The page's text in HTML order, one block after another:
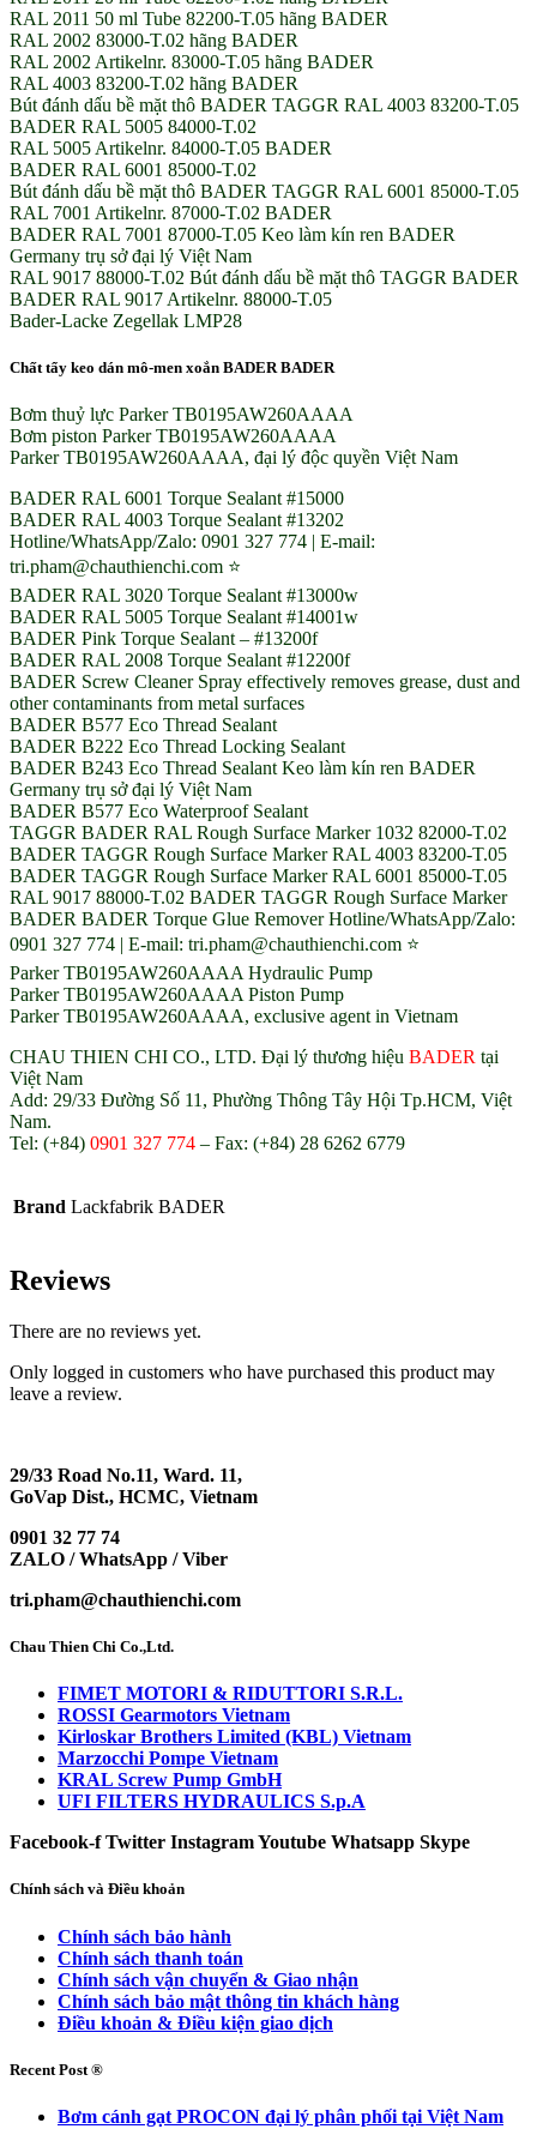
RAL 2011 50 ml Tube 82200-T.05 hãng BADER
RAL 2002 83000-T.02 hãng BADER
RAL 2002 Artikelnr. 83000-T.05 hãng BADER
RAL 4003 83200-T.02 hãng BADER
Bút đánh dấu bề mặt thô BADER TAGGR RAL 4003 83200-T.05
BADER RAL 5005 84000-T.02
RAL 5005 Artikelnr. 84000-T.05 BADER
BADER RAL 6001 85000-T.02
Bút đánh dấu bề mặt thô BADER TAGGR RAL 6001 85000-T.05
RAL 7001 Artikelnr. 87000-T.02 BADER
BADER RAL 7001 87000-T.05 Keo làm kín ren BADER
Germany trụ sở đại lý Việt Nam
RAL 9017 88000-T.02 Bút đánh dấu bề mặt thô TAGGR BADER
BADER RAL 9017 Artikelnr. 88000-T.05
Bader-Lacke Zegellak LMP28
Chất tẩy keo dán mô-men xoắn BADER BADER
Bơm thuỷ lực Parker TB0195AW260AAAA
Bơm piston Parker TB0195AW260AAAA
Parker TB0195AW260AAAA, đại lý độc quyền Việt Nam
BADER RAL 6001 Torque Sealant #15000
BADER RAL 4003 Torque Sealant #13202
Hotline/WhatsApp/Zalo: 0901 327 774 | E-mail:
tri.pham@chauthienchi.com ⭐
BADER RAL 3020 Torque Sealant #13000w
BADER RAL 5005 Torque Sealant #14001w
BADER Pink Torque Sealant – #13200f
BADER RAL 2008 Torque Sealant #12200f
BADER Screw Cleaner Spray effectively removes grease, dust and
other contaminants from metal surfaces
BADER B577 Eco Thread Sealant
BADER B222 Eco Thread Locking Sealant
BADER B243 Eco Thread Sealant Keo làm kín ren BADER
Germany trụ sở đại lý Việt Nam
BADER B577 Eco Waterproof Sealant
TAGGR BADER RAL Rough Surface Marker 1032 82000-T.02
BADER TAGGR Rough Surface Marker RAL 4003 83200-T.05
BADER TAGGR Rough Surface Marker RAL 6001 85000-T.05
RAL 9017 88000-T.02 BADER TAGGR Rough Surface Marker
BADER BADER Torque Glue Remover Hotline/WhatsApp/Zalo:
0901 327 774 | E-mail: tri.pham@chauthienchi.com ⭐
Parker TB0195AW260AAAA Hydraulic Pump
Parker TB0195AW260AAAA Piston Pump
Parker TB0195AW260AAAA, exclusive agent in Vietnam
CHAU THIEN CHI CO., LTD. Đại lý thương hiệu BADER tại
Việt Nam
Add: 29/33 Đường Số 11, Phường Thông Tây Hội Tp.HCM, Việt
Nam.
Tel: (+84) 0901 327 774 – Fax: (+84) 28 6262 6779
Brand Lackfabrik BADER
Reviews
There are no reviews yet.
Only logged in customers who have purchased this product may
leave a review.
29/33 Road No.11, Ward. 11,
GoVap Dist., HCMC, Vietnam
0901 32 77 74
ZALO / WhatsApp / Viber
tri.pham@chauthienchi.com
Chau Thien Chi Co.,Ltd.
FIMET MOTORI & RIDUTTORI S.R.L.
ROSSI Gearmotors Vietnam
Kirloskar Brothers Limited (KBL) Vietnam
Marzocchi Pompe Vietnam
KRAL Screw Pump GmbH
UFI FILTERS HYDRAULICS S.p.A
Facebook-f Twitter InstagramYoutube Whatsapp Skype
Chính sách và Điều khoản
Chính sách bảo hành
Chính sách thanh toán
Chính sách vận chuyển & Giao nhận
Chính sách bảo mật thông tin khách hàng
Điều khoản & Điều kiện giao dịch
Recent Post ®
Bơm cánh gạt PROCON đại lý phân phối tại Việt Nam